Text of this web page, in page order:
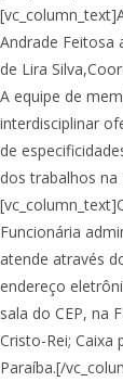
Andrade Feitosa
de Lira
A equipe de
interdisciplinar
de
dos trabalhos na
Funcionária
atende através
endereço
sala do CEP, na
Cristo-Rei; Caixa
Paraíba.[/